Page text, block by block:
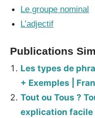
Le groupe nominal
L’adjectif
Publications
Les types de
+ Exemples |
Tout ou Tous ?
explication facile